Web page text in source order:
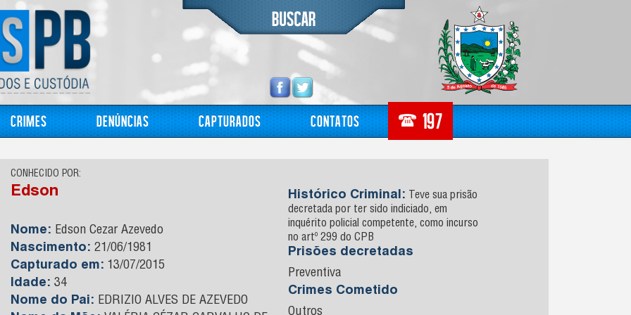
Crimes Denúncias Capturados Contatos
CONHECIDO POR:
Edson
Nome: Edson Cezar Azevedo
Nascimento: 21/06/1981
Capturado em: 13/07/2015
Idade: 34
Nome do Pai: EDRIZIO ALVES DE AZEVEDO
Histórico Criminal: Teve sua prisão
decretada por ter sido indiciado, em
inquérito policial competente, como incurso
no artº 299 do CPB
Prisões decretadas
Preventiva
Crimes Cometido
Outros